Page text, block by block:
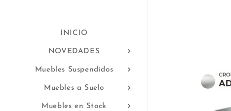
INICIO
NOVEDADES
Muebles Suspendidos
Muebles a Suelo
Muebles en Stock